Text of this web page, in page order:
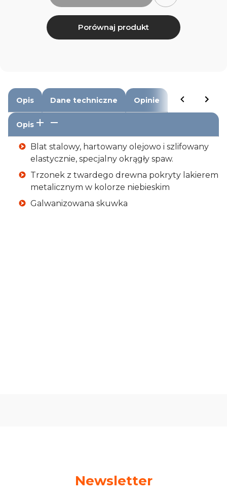
Porównaj produkt
Opis Dane techniczne Opinie
Opis
Blat stalowy, hartowany olejowo i szlifowany
elastycznie, specjalny okrągły spaw.
Trzonek z twardego drewna pokryty lakierem
metalicznym w kolorze niebieskim
Galwanizowana skuwka
Newsletter